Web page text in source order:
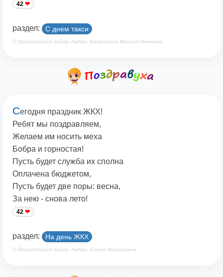
42
раздел: С днем такси
© Принадлежит сайту. Автор: Валентина Ильина-Печенова
Сегодня праздник ЖКХ!
Ребят мы поздравляем,
Желаем им носить меха
Бобра и горностая!
Пусть будет служба их сполна
Оплачена бюджетом,
Пусть будет две поры: весна,
За нею - снова лето!
42
раздел: На день ЖКХ
© Принадлежит сайту. Автор: Елена Николаевна